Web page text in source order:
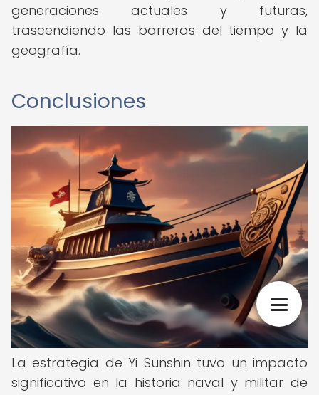
generaciones actuales y futuras,
trascendiendo las barreras del tiempo y la
geografía.
Conclusiones
La estrategia de Yi Sunshin tuvo un impacto
significativo en la historia naval y militar de